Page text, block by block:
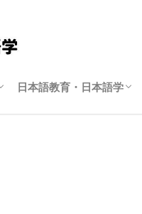
日本語教育・日本語学